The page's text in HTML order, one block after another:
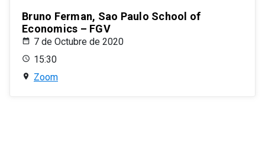
Bruno Ferman, Sao Paulo School of
Economics – FGV
7 de Octubre de 2020
15:30
Zoom